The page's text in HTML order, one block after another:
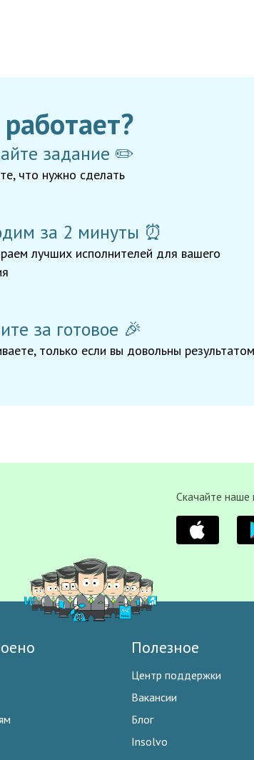
задание ✏️
что нужно сделать
за 2 минуты ⏰
лучших исполнителей для вашего
за готовое 🎉
только если вы довольны результатом
Скачайте наше
Полезное
Центр поддержки
Вакансии
Блог
Insolvo